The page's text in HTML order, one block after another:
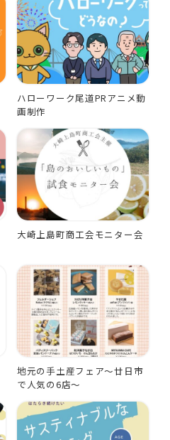
ハローワーク尾道PRアニメ動
画制作
大崎上島町商工会モニター会
地元の手土産フェア～廿日市
で人気の6店～